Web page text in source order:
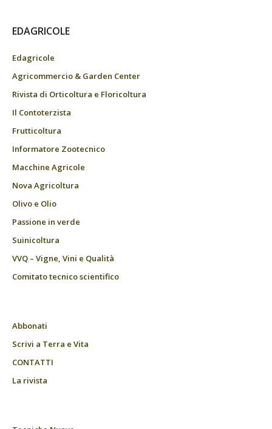
EDAGRICOLE
Edagricole
Agricommercio & Garden Center
Rivista di Orticoltura e Floricoltura
Il Contoterzista
Frutticoltura
Informatore Zootecnico
Macchine Agricole
Nova Agricoltura
Olivo e Olio
Passione in verde
Suinicoltura
VVQ – Vigne, Vini e Qualità
Comitato tecnico scientifico
Abbonati
Scrivi a Terra e Vita
CONTATTI
La rivista